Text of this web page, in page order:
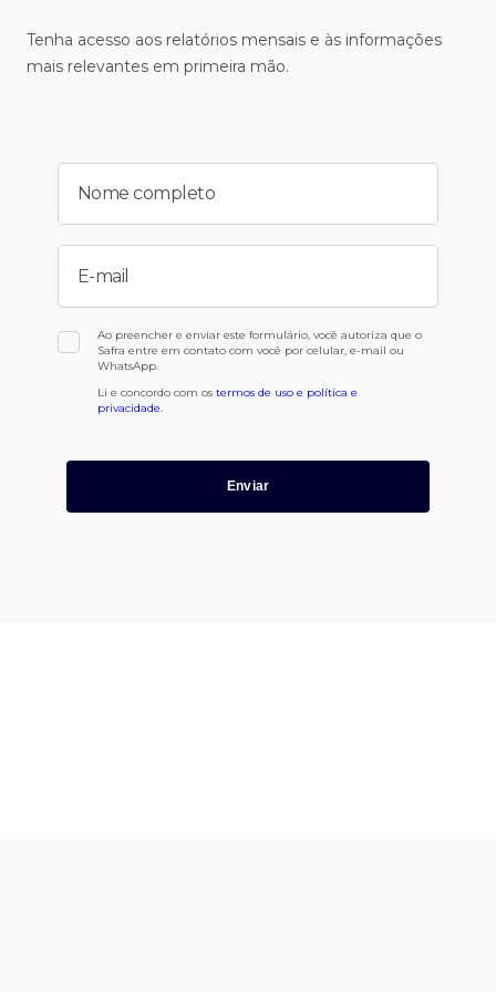
Tenha acesso aos relatórios mensais e às informações
mais relevantes em primeira mão.
Nome completo
E-mail
Ao preencher e enviar este formulário, você autoriza que o
Safra entre em contato com você por celular, e-mail ou
WhatsApp.
Li e concordo com os termos de uso e política e
privacidade.
Enviar